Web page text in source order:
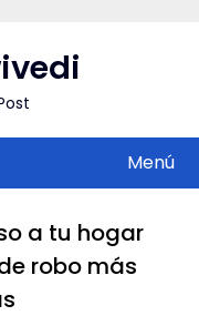
Menú
a tu hogar
robo más